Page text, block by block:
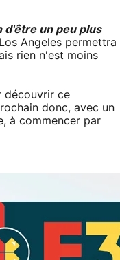
d'être un peu plus
Angeles permettra
rien n'est moins
découvrir ce
donc, avec un
à commencer par